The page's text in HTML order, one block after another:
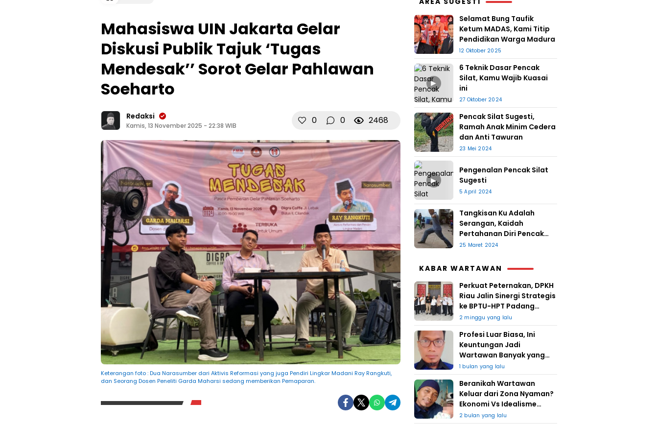
Mahasiswa UIN Jakarta Gelar
Diskusi Publik Tajuk ‘Tugas
Mendesak’’ Sorot Gelar Pahlawan
Soeharto
Redaksi
Kamis, 13 November 2025 - 22:38 WIB 0 0 2468
Keterangan foto : Dua Narasumber dari Aktivis Reformasi yang juga Pendiri Lingkar Madani Ray Rangkuti,
dan Seorang Dosen Peneliti Garda Maharsi sedang memberikan Pemaparan.
Selamat Bung Taufik
Ketum MADAS, Kami Titip
Pendidikan Warga Madura
12 Oktober 2025
▶
6 Teknik Dasar Pencak
Silat, Kamu Wajib Kuasai
ini
27 Oktober 2024
Pencak Silat Sugesti,
Ramah Anak Minim Cedera
dan Anti Tawuran
23 Mei 2024
▶
Pengenalan Pencak Silat
Sugesti
5 April 2024
Tangkisan Ku Adalah
Serangan, Kaidah
Pertahanan Diri Pencak
Sugesti
25 Maret 2024
KABAR WARTAWAN
Perkuat Peternakan, DPKH
Riau Jalin Sinergi Strategis
ke BPTU-HPT Padang
Mengatas
2 minggu yang lalu
Profesi Luar Biasa, Ini
Keuntungan Jadi
Wartawan Banyak yang
Takut
1 bulan yang lalu
Beranikah Wartawan
Keluar dari Zona Nyaman?
Ekonomi Vs Idealisme
Jurnalistik
2 bulan yang lalu